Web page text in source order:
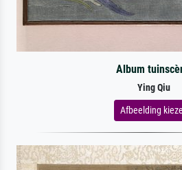
Album
Ying Qiu
Afbeelding